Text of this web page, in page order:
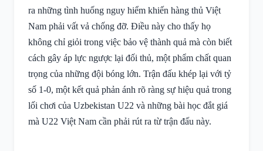
ra những tình huống nguy hiểm khiến hàng thủ Việt
Nam phải vất vả chống đỡ. Điều này cho thấy họ
không chỉ giỏi trong việc bảo vệ thành quả mà còn biết
cách gây áp lực ngược lại đối thủ, một phẩm chất quan
trọng của những đội bóng lớn. Trận đấu khép lại với tỷ
số 1-0, một kết quả phản ánh rõ ràng sự hiệu quả trong
lối chơi của Uzbekistan U22 và những bài học đắt giá
mà U22 Việt Nam cần phải rút ra từ trận đấu này.